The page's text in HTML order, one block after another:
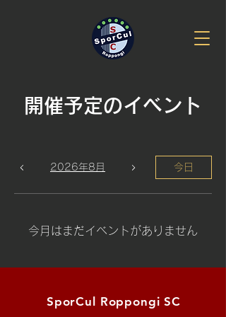
開催予定のイベント
2026年8月 今日
今月はまだイベントがありません
​SporCul Roppongi SC